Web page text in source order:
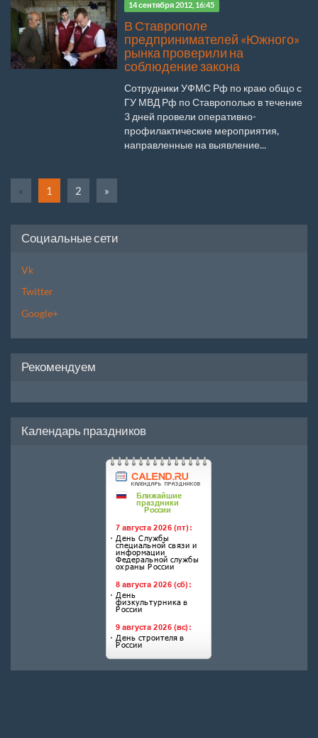
14 сентября 2012, 16:45
В Ставрополе
предпринимателей «Южного»
рынка проверили на
соблюдение закона
Сотрудники УФМС Рф по краю общо с
ГУ МВД Рф по Ставрополью в течение
3 дней провели оперативно-
профилактические мероприятия,
направленные на выявление...
« 1 2 »
Социальные сети
Vk
Twitter
Google+
Рекомендуем
Календарь праздников